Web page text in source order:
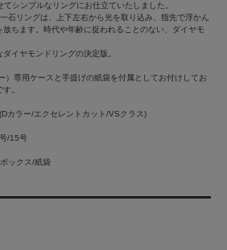
シンプルなリングにお仕立ていたしました。
石リングは、上下左右から光を取り込み、指先で浮かん
ちます。時代や年齢に捉われることのない、ダイヤモ
イヤモンドリングの決定版。
）専用ケースと手提げの紙袋を付属としてお付けしてお
。
カラー/エクセレントカット/VSクラス)
/15号
ックス/紙袋